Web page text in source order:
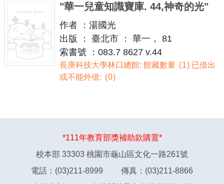
"華一兒童知識寶庫. 44,神奇的光"
作者 ：湯國光
出版 ： 臺北市 ： 華一， 81
索書號 ：083.7 8627 v.44
長庚科技大學林口總館: 館藏數量 1 已借出
或不能外借:
0
*111年教育部獎補助款購置*
校本部 33303 桃園市龜山區文化一路261號
電話：(03)211-8999 傳真：(03)211-8866